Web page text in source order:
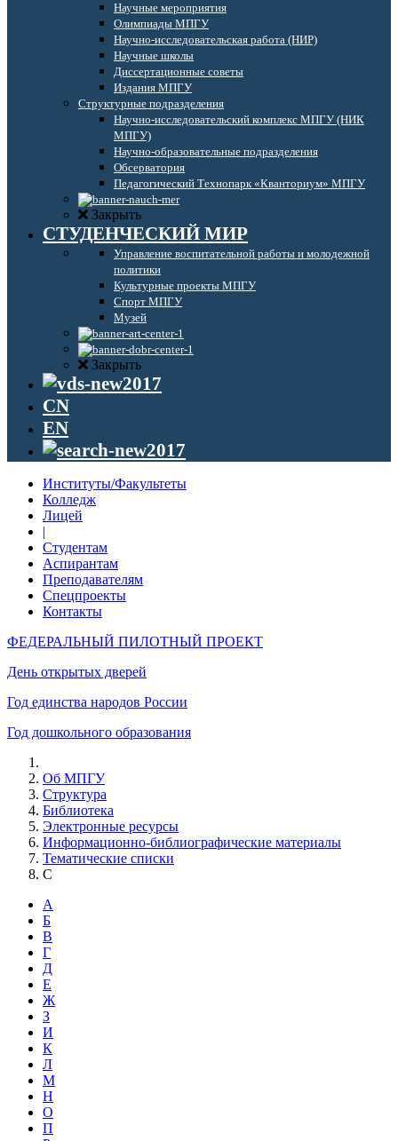
Научные мероприятия
Олимпиады МПГУ
Научно-исследовательская работа (НИР)
Научные школы
Диссертационные советы
Издания МПГУ
Структурные подразделения
Научно-исследовательский комплекс МПГУ (НИК
МПГУ)
Научно-образовательные подразделения
Обсерватория
Педагогический Технопарк «Кванториум» МПГУ
Закрыть
СТУДЕНЧЕСКИЙ МИР
Управление воспитательной работы и молодежной
политики
Культурные проекты МПГУ
Спорт МПГУ
Музей
Закрыть
CN
EN
Институты/Факультеты
Колледж
Лицей
|
Студентам
Аспирантам
Преподавателям
Спецпроекты
Контакты
ФЕДЕРАЛЬНЫЙ ПИЛОТНЫЙ ПРОЕКТ
День открытых дверей
Год единства народов России
Год дошкольного образования
Об МПГУ
Структура
Библиотека
Электронные ресурсы
Информационно-библиографические материалы
Тематические списки
С
А
Б
В
Г
Д
Е
Ж
З
И
К
Л
М
Н
О
П